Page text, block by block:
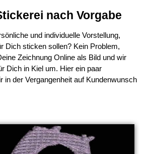
nach Vorgabe
und individuelle Vorstellung,
Dich sticken sollen? Kein Problem,
Zeichnung Online als Bild und wir
Dich in Kiel um. Hier ein paar
in der Vergangenheit auf Kundenwunsch